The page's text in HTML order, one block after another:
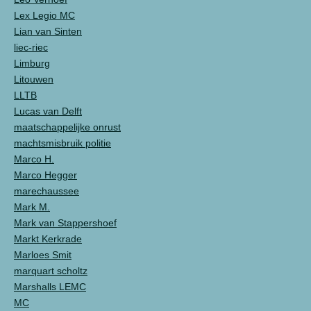
Lex Legio MC
Lian van Sinten
liec-riec
Limburg
Litouwen
LLTB
Lucas van Delft
maatschappelijke onrust
machtsmisbruik politie
Marco H.
Marco Hegger
marechaussee
Mark M.
Mark van Stappershoef
Markt Kerkrade
Marloes Smit
marquart scholtz
Marshalls LEMC
MC